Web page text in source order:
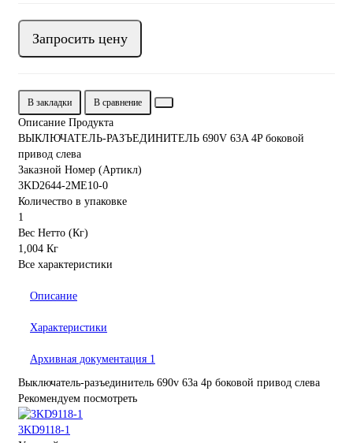
Запросить цену
В закладки В сравнение
Описание Продукта
ВЫКЛЮЧАТЕЛЬ-РАЗЪЕДИНИТЕЛЬ 690V 63A 4P боковой
привод слева
Заказной Номер (Артикл)
3KD2644-2ME10-0
Количество в упаковке
1
Вес Нетто (Кг)
1,004 Кг
Все характеристики
Описание
Характеристики
Архивная документация 1
Выключатель-разъединитель 690v 63a 4p боковой привод слева
Рекомендуем посмотреть
3KD9118-1